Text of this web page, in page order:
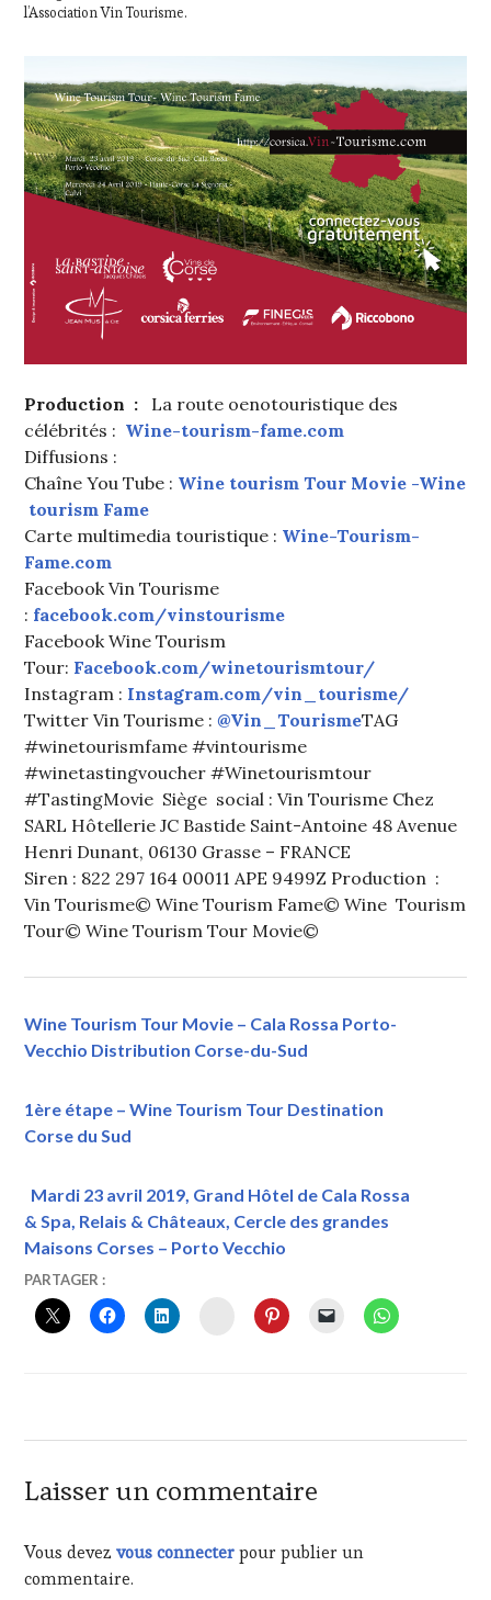
l’Association Vin Tourisme.
Production :
La route oenotouristique des
célébrités : Wine-tourism-fame.com
Diffusions :
Chaîne You Tube : Wine tourism Tour Movie -Wine
tourism Fame
Carte multimedia touristique : Wine-Tourism-
Fame.com
Facebook Vin Tourisme
: facebook.com/vinstourisme
Facebook Wine Tourism
Tour: Facebook.com/winetourismtour/
Instagram : Instagram.com/vin_tourisme/
Twitter Vin Tourisme :@Vin_TourismeTAG
#winetourismfame #vintourisme
#winetastingvoucher #Winetourismtour
#TastingMovie Siège social : Vin Tourisme Chez
SARL Hôtellerie JC Bastide Saint-Antoine 48 Avenue
Henri Dunant, 06130 Grasse – FRANCE
Siren : 822 297 164 00011 APE 9499Z Production :
Vin Tourisme© Wine Tourism Fame© Wine Tourism
Tour© Wine Tourism Tour Movie©
Wine Tourism Tour Movie – Cala Rossa Porto-
Vecchio Distribution Corse-du-Sud
1ère étape – Wine Tourism Tour Destination
Corse du Sud
Mardi 23 avril 2019, Grand Hôtel de Cala Rossa
& Spa, Relais & Châteaux, Cercle des grandes
Maisons Corses – Porto Vecchio
13
MAI
2019
VINTOURISME
PARTAGER :
INSTAGRAM
Laisser un commentaire
Vous devezvous connecterpour publier un
commentaire.